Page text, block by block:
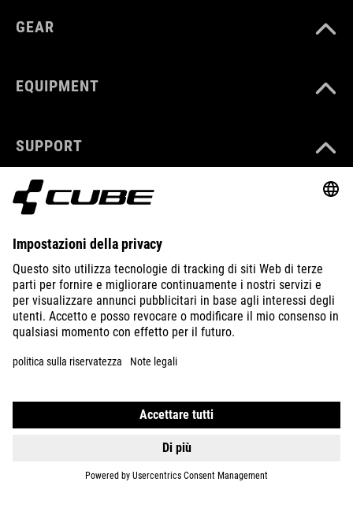
GEAR
EQUIPMENT
SUPPORT
ABOUT US
EXPLORE